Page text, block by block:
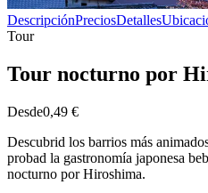
DescripciónPreciosDetalles
Tour
Tour nocturno por
Desde0,49 €
Descubrid los barrios más
probad la gastronomía japonesa
nocturno por Hiroshima.